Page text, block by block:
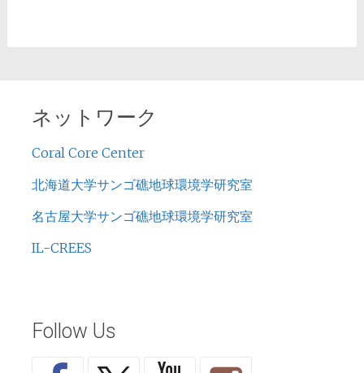
ネットワーク
Coral Core Center
北海道大学サンゴ礁地球環境学研究室
名古屋大学サンゴ礁地球環境学研究室
IL-CREES
Follow Us